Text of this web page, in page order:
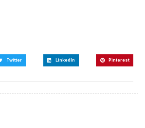
Twitter LinkedIn Pinterest